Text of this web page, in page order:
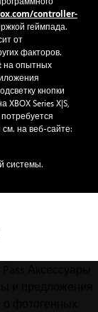
controller-
геймпада.
от
факторов.
на опытных
кнопки
Series X|S,
на веб-сайте:
системы.